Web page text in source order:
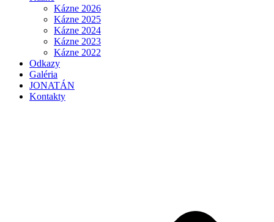
Kázne 2026
Kázne 2025
Kázne 2024
Kázne 2023
Kázne 2022
Odkazy
Galéria
JONATÁN
Kontakty